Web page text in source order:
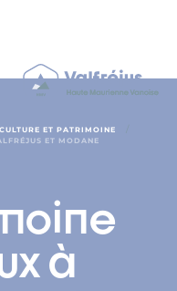
CULTURE ET PATRIMOINE
ET MODANE
à